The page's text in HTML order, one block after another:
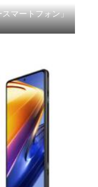
マートフォン」